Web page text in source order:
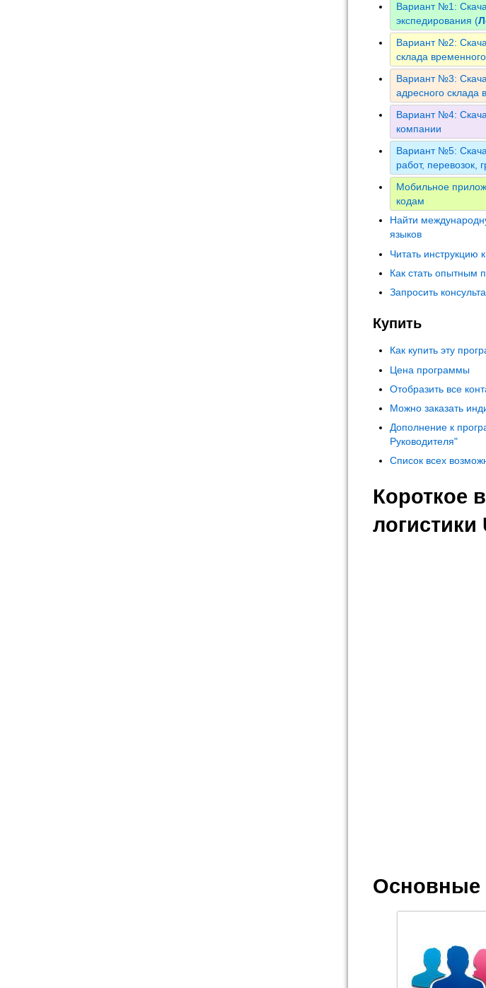
Вариант №1:
экспедирования (
Вариант №2:
склада
Вариант №3:
адресного склада
Вариант №4:
компании
Вариант №5:
работ, перевозок,
Мобильное
кодам
Найти
языков
Читать инструкцию
Как стать опытным
Запросить
Купить
Как купить эту
Цена программы
Отобразить все
Можно заказать
Дополнение к
Руководителя"
Список всех
Короткое
логистики
Основные